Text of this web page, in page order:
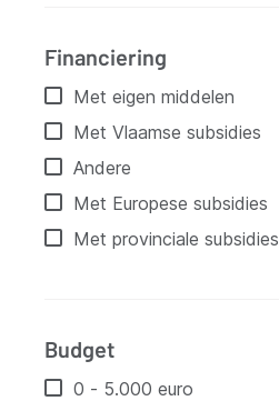
Financiering
Met eigen middelen
Met Vlaamse subsidies
Andere
Met Europese subsidies
Met provinciale subsidies
Budget
0 - 5.000 euro